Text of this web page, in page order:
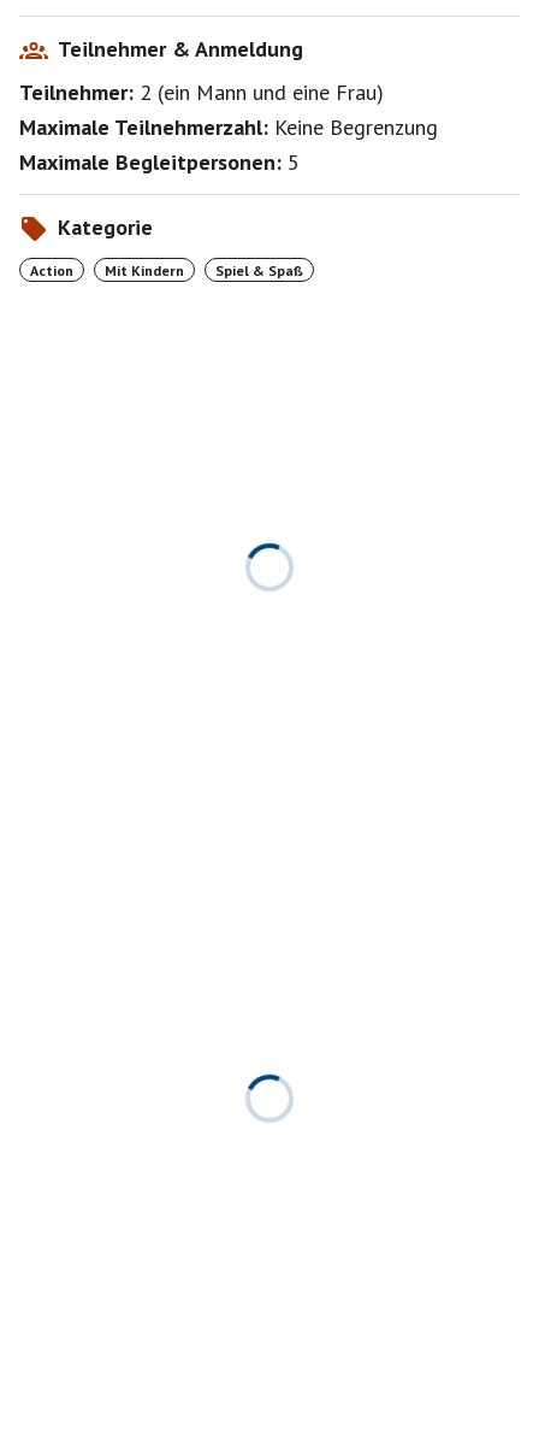
Teilnehmer & Anmeldung
Teilnehmer: 2 (ein Mann und eine Frau)
Maximale Teilnehmerzahl: Keine Begrenzung
Maximale Begleitpersonen: 5
Kategorie
Action Mit Kindern Spiel & Spaß